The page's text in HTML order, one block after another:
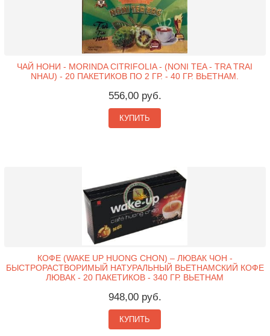
ЧАЙ НОНИ - MORINDA CITRIFOLIA - (NONI TEA - TRA TRAI
NHAU) - 20 ПАКЕТИКОВ ПО 2 ГР. - 40 ГР. ВЬЕТНАМ.
556,00 руб.
КУПИТЬ
КОФЕ (WAKE UP HUONG CHON) – ЛЮВАК ЧОН -
БЫСТРОРАСТВОРИМЫЙ НАТУРАЛЬНЫЙ ВЬЕТНАМСКИЙ КОФЕ
ЛЮВАК - 20 ПАКЕТИКОВ - 340 ГР. ВЬЕТНАМ
948,00 руб.
КУПИТЬ